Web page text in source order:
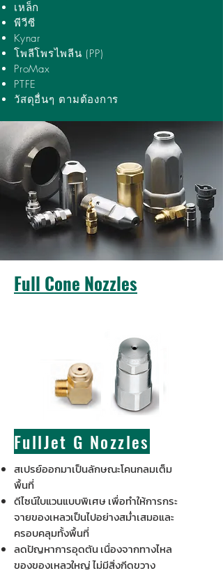
เหล็ก
พีวีซี
Kynar
โพลีโพรไพลีน (PP)
ProMax
PTFE
วัสดุอื่นๆ ตามต้องการ
Full Cone Nozzles
FullJet G Nozzles
สเปรย์ออกมาเป็นลักษณะโคนกลมเต็ม
พื้นที่
ดีไซน์ใบแวนแบบพิเศษ เพื่อทำให้การกระ
จายของเหลวเป็นไปอย่างสม่ำเสมอและ
ครอบคลุมทั้งพื้นที่
ลดปัญหาการอุดตัน เนื่องจากทางไหล
ของของเหลวใหญ่ ไม่มีสิ่งกีดขวาง